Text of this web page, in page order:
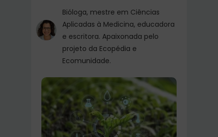
Bióloga, mestre em Ciências
Aplicadas à Medicina, educadora
e escritora. Apaixonada pelo
projeto da Ecopédia e
Ecomunidade.